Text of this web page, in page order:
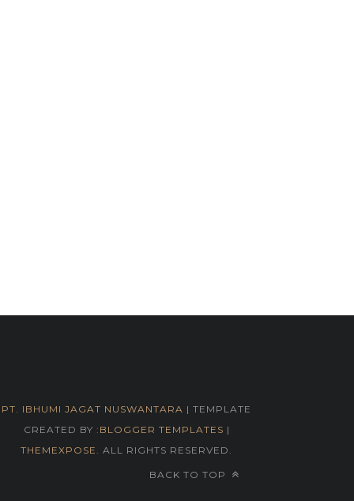
PT. IBHUMI JAGAT NUSWANTARA | TEMPLATE
CREATED BY : BLOGGER TEMPLATES |
THEMEXPOSE . ALL RIGHTS RESERVED.
BACK TO TOP